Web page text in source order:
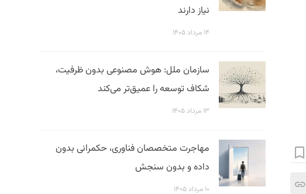
نیاز دارند
۱۴ مرداد ۱۴۰۵
سازمان ملل: هوش مصنوعی بدون ظرفیت،
شکاف توسعه را عمیق‌تر می‌کند
۱۳ مرداد ۱۴۰۵
مهاجرت متخصصان فناوری، حکمرانی بدون
داده و بدون سنجش
۱۰ مرداد ۱۴۰۵